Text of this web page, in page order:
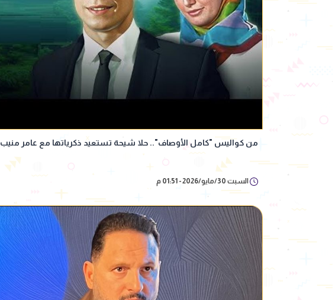
من كواليس "كامل الأوصاف".. حلا شيحة تستعيد ذكرياتها مع عامر منيب
السبت 30/مايو/2026 - 01:51 م